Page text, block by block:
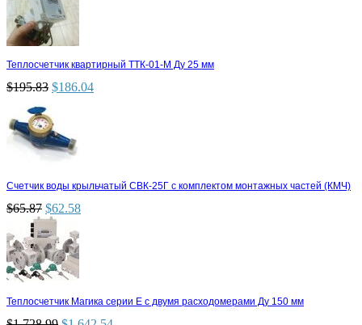
Теплосчетчик квартирный ТТК-01-М Ду 25 мм
$195.83 $186.04
Счетчик воды крыльчатый СВК-25Г с комплектом монтажных частей (КМЧ)
$65.87 $62.58
Теплосчетчик Магика серии Е с двумя расходомерами Ду 150 мм